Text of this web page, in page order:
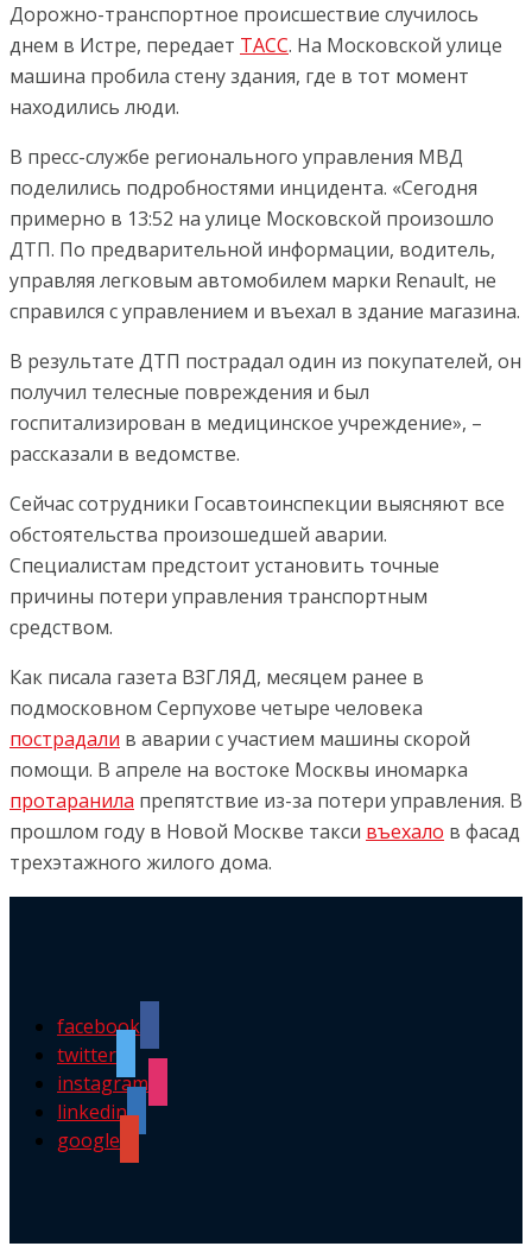
Дорожно-транспортное происшествие случилось
днем в Истре, передает ТАСС. На Московской улице
машина пробила стену здания, где в тот момент
находились люди.
В пресс-службе регионального управления МВД
поделились подробностями инцидента. «Сегодня
примерно в 13:52 на улице Московской произошло
ДТП. По предварительной информации, водитель,
управляя легковым автомобилем марки Renault, не
справился с управлением и въехал в здание магазина.
В результате ДТП пострадал один из покупателей, он
получил телесные повреждения и был
госпитализирован в медицинское учреждение», –
рассказали в ведомстве.
Сейчас сотрудники Госавтоинспекции выясняют все
обстоятельства произошедшей аварии.
Специалистам предстоит установить точные
причины потери управления транспортным
средством.
Как писала газета ВЗГЛЯД, месяцем ранее в
подмосковном Серпухове четыре человека
пострадали в аварии с участием машины скорой
помощи. В апреле на востоке Москвы иномарка
протаранила препятствие из-за потери управления. В
прошлом году в Новой Москве такси въехало в фасад
трехэтажного жилого дома.
facebook
twitter
instagram
linkedin
google